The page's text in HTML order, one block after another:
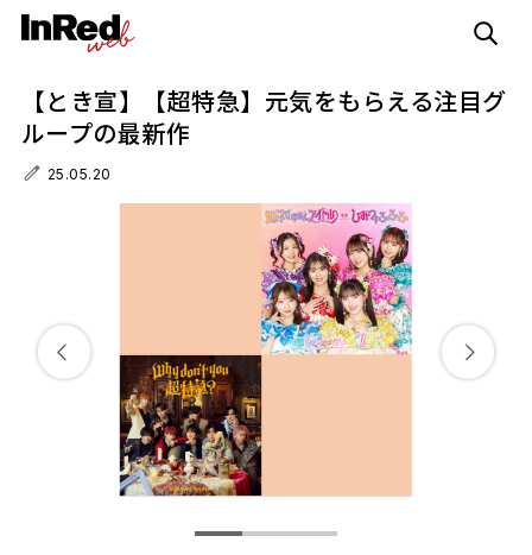
【とき宣】【超特急】元気をもらえる注目グ
ループの最新作
25.05.20